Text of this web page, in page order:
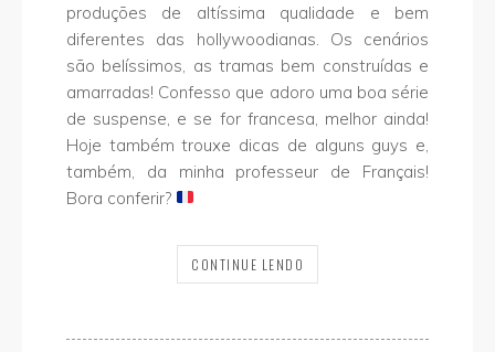
produções de altíssima qualidade e bem
diferentes das hollywoodianas. Os cenários
são belíssimos, as tramas bem construídas e
amarradas! Confesso que adoro uma boa série
de suspense, e se for francesa, melhor ainda!
Hoje também trouxe dicas de alguns guys e,
também, da minha professeur de Français!
Bora conferir?
CONTINUE LENDO